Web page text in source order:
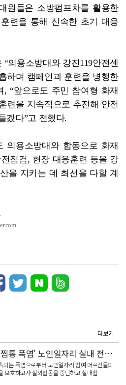
원들은 소방펌프차를 활용한
련을 통해 신속한 초기 대응
의용소방대와 강진119안전센
하며 캠페인과 훈련을 병행한
, “앞으로도 주민 참여형 화재
련을 지속적으로 추진해 안전
겠다”고 전했다.
의용소방대와 합동으로 화재
점검, 현장 대응훈련 등을 강
을 지키는 데 최선을 다할 계
더보기
강진군, '찜통 폭염' 노인일자리 실내 전환…안전교육 강화
되는 폭염으로부터 노인일자리 참여 어르신들의
보호하고자 실외활동을 중단하고 실내활…